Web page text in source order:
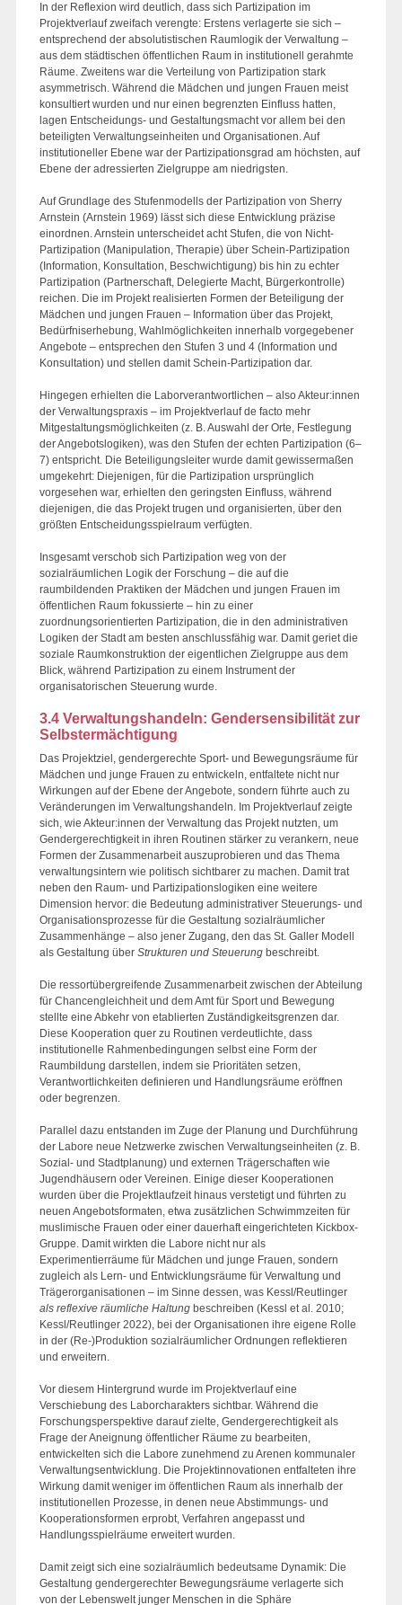
In der Reflexion wird deutlich, dass sich Partizipation im
Projektverlauf zweifach verengte: Erstens verlagerte sie sich –
entsprechend der absolutistischen Raumlogik der Verwaltung –
aus dem städtischen öffentlichen Raum in institutionell gerahmte
Räume. Zweitens war die Verteilung von Partizipation stark
asymmetrisch. Während die Mädchen und jungen Frauen meist
konsultiert wurden und nur einen begrenzten Einfluss hatten,
lagen Entscheidungs- und Gestaltungsmacht vor allem bei den
beteiligten Verwaltungseinheiten und Organisationen. Auf
institutioneller Ebene war der Partizipationsgrad am höchsten, auf
Ebene der adressierten Zielgruppe am niedrigsten.
Auf Grundlage des Stufenmodells der Partizipation von Sherry
Arnstein (Arnstein 1969) lässt sich diese Entwicklung präzise
einordnen. Arnstein unterscheidet acht Stufen, die von Nicht-
Partizipation (Manipulation, Therapie) über Schein-Partizipation
(Information, Konsultation, Beschwichtigung) bis hin zu echter
Partizipation (Partnerschaft, Delegierte Macht, Bürgerkontrolle)
reichen. Die im Projekt realisierten Formen der Beteiligung der
Mädchen und jungen Frauen – Information über das Projekt,
Bedürfniserhebung, Wahlmöglichkeiten innerhalb vorgegebener
Angebote – entsprechen den Stufen 3 und 4 (Information und
Konsultation) und stellen damit Schein-Partizipation dar.
Hingegen erhielten die Laborverantwortlichen – also Akteur:innen
der Verwaltungspraxis – im Projektverlauf de facto mehr
Mitgestaltungsmöglichkeiten (z. B. Auswahl der Orte, Festlegung
der Angebotslogiken), was den Stufen der echten Partizipation (6–
7) entspricht. Die Beteiligungsleiter wurde damit gewissermaßen
umgekehrt: Diejenigen, für die Partizipation ursprünglich
vorgesehen war, erhielten den geringsten Einfluss, während
diejenigen, die das Projekt trugen und organisierten, über den
größten Entscheidungsspielraum verfügten.
Insgesamt verschob sich Partizipation weg von der
sozialräumlichen Logik der Forschung – die auf die
raumbildenden Praktiken der Mädchen und jungen Frauen im
öffentlichen Raum fokussierte – hin zu einer
zuordnungsorientierten Partizipation, die in den administrativen
Logiken der Stadt am besten anschlussfähig war. Damit geriet die
soziale Raumkonstruktion der eigentlichen Zielgruppe aus dem
Blick, während Partizipation zu einem Instrument der
organisatorischen Steuerung wurde.
3.4 Verwaltungshandeln: Gendersensibilität zur
Selbstermächtigung
Das Projektziel, gendergerechte Sport- und Bewegungsräume für
Mädchen und junge Frauen zu entwickeln, entfaltete nicht nur
Wirkungen auf der Ebene der Angebote, sondern führte auch zu
Veränderungen im Verwaltungshandeln. Im Projektverlauf zeigte
sich, wie Akteur:innen der Verwaltung das Projekt nutzten, um
Gendergerechtigkeit in ihren Routinen stärker zu verankern, neue
Formen der Zusammenarbeit auszuprobieren und das Thema
verwaltungsintern wie politisch sichtbarer zu machen. Damit trat
neben den Raum- und Partizipationslogiken eine weitere
Dimension hervor: die Bedeutung administrativer Steuerungs- und
Organisationsprozesse für die Gestaltung sozialräumlicher
Zusammenhänge – also jener Zugang, den das St. Galler Modell
als Gestaltung über Strukturen und Steuerung beschreibt.
Die ressortübergreifende Zusammenarbeit zwischen der Abteilung
für Chancengleichheit und dem Amt für Sport und Bewegung
stellte eine Abkehr von etablierten Zuständigkeitsgrenzen dar.
Diese Kooperation quer zu Routinen verdeutlichte, dass
institutionelle Rahmenbedingungen selbst eine Form der
Raumbildung darstellen, indem sie Prioritäten setzen,
Verantwortlichkeiten definieren und Handlungsräume eröffnen
oder begrenzen.
Parallel dazu entstanden im Zuge der Planung und Durchführung
der Labore neue Netzwerke zwischen Verwaltungseinheiten (z. B.
Sozial- und Stadtplanung) und externen Trägerschaften wie
Jugendhäusern oder Vereinen. Einige dieser Kooperationen
wurden über die Projektlaufzeit hinaus verstetigt und führten zu
neuen Angebotsformaten, etwa zusätzlichen Schwimmzeiten für
muslimische Frauen oder einer dauerhaft eingerichteten Kickbox-
Gruppe. Damit wirkten die Labore nicht nur als
Experimentierräume für Mädchen und junge Frauen, sondern
zugleich als Lern- und Entwicklungsräume für Verwaltung und
Trägerorganisationen – im Sinne dessen, was Kessl/Reutlinger
als reflexive räumliche Haltung beschreiben (Kessl et al. 2010;
Kessl/Reutlinger 2022), bei der Organisationen ihre eigene Rolle
in der (Re-)Produktion sozialräumlicher Ordnungen reflektieren
und erweitern.
Vor diesem Hintergrund wurde im Projektverlauf eine
Verschiebung des Laborcharakters sichtbar. Während die
Forschungsperspektive darauf zielte, Gendergerechtigkeit als
Frage der Aneignung öffentlicher Räume zu bearbeiten,
entwickelten sich die Labore zunehmend zu Arenen kommunaler
Verwaltungsentwicklung. Die Projektinnovationen entfalteten ihre
Wirkung damit weniger im öffentlichen Raum als innerhalb der
institutionellen Prozesse, in denen neue Abstimmungs- und
Kooperationsformen erprobt, Verfahren angepasst und
Handlungsspielräume erweitert wurden.
Damit zeigt sich eine sozialräumlich bedeutsame Dynamik: Die
Gestaltung gendergerechter Bewegungsräume verlagerte sich
von der Lebenswelt junger Menschen in die Sphäre